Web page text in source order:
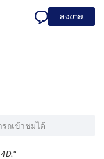
ลงขาย
ถเข้าชมได้
"